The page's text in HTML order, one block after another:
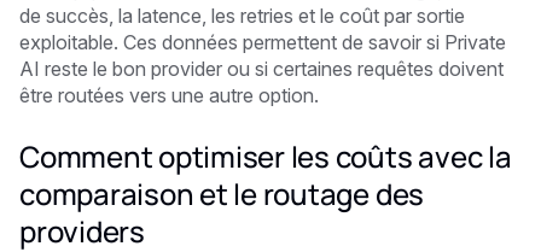
de succès, la latence, les retries et le coût par sortie
exploitable. Ces données permettent de savoir si Private
AI reste le bon provider ou si certaines requêtes doivent
être routées vers une autre option.
Comment optimiser les coûts avec la
comparaison et le routage des
providers